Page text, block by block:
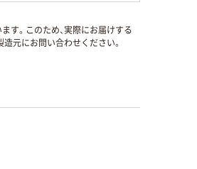
す。このため、実際にお届けする
元にお問い合わせください。